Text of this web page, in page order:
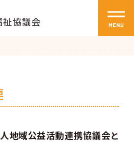
協議会
地域公益活動連携協議会と